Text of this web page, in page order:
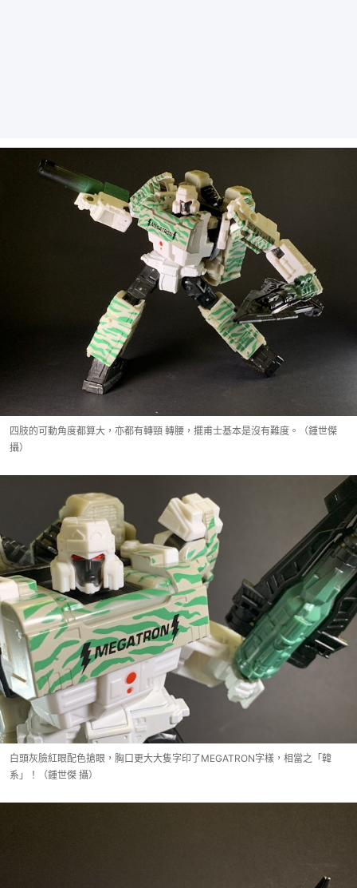
四肢的可動角度都算大，亦都有轉頸 轉腰，擺甫士基本是沒有難度。（鍾世傑
攝）
白頭灰臉紅眼配色搶眼，胸口更大大隻字印了MEGATRON字樣，相當之「韓
系」！（鍾世傑 攝）